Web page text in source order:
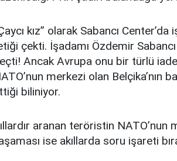
kız” olarak Sabancı
çekti. İşadamı Özdemir
Ancak Avrupa onu bir türlü
merkezi olan Belçika’nın
biliniyor.
aranan teröristin
ise akıllarda soru işareti